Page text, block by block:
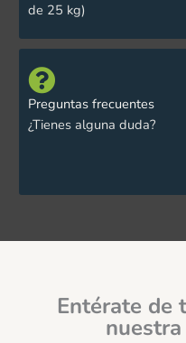
de 25 kg)
Preguntas frecuentes
¿Tienes alguna duda?
Entérate de